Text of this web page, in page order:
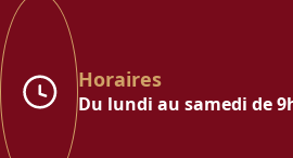
Horaires
Du lundi au samedi de